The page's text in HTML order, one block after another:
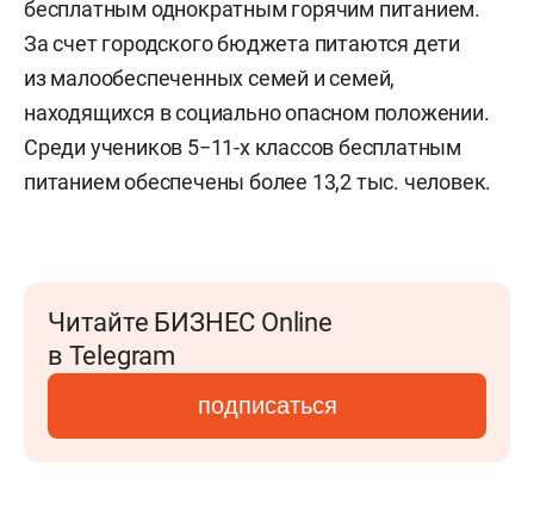
бесплатным однократным горячим питанием.
За счет городского бюджета питаются дети
из малообеспеченных семей и семей,
находящихся в социально опасном положении.
Среди учеников 5−11-х классов бесплатным
питанием обеспечены более 13,2 тыс. человек.
Читайте БИЗНЕС Online
в Telegram
подписаться